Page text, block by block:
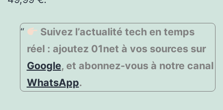
Suivez l’actualité tech en temps
réel : ajoutez 01net à vos sources sur
Google, et abonnez-vous à notre canal
WhatsApp.